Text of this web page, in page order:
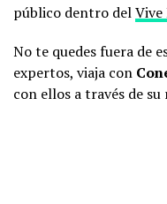
público dentro del
No te quedes fuera de
expertos, viaja con
con ellos a través de su